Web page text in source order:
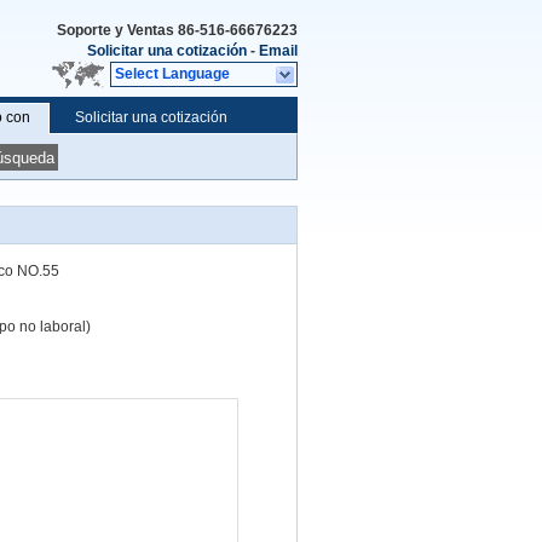
Soporte y Ventas 86-516-66676223
Solicitar una cotización - Email
Select Language
con Solicitar una cotización
NO.55
no laboral)